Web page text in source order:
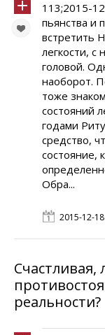
113;2015-
пьянства и
встретить
легкости, с
головой.
наоборот.
тоже
состояний
годами
средство,
состояние,
Обра...
2015-12-
реальности?